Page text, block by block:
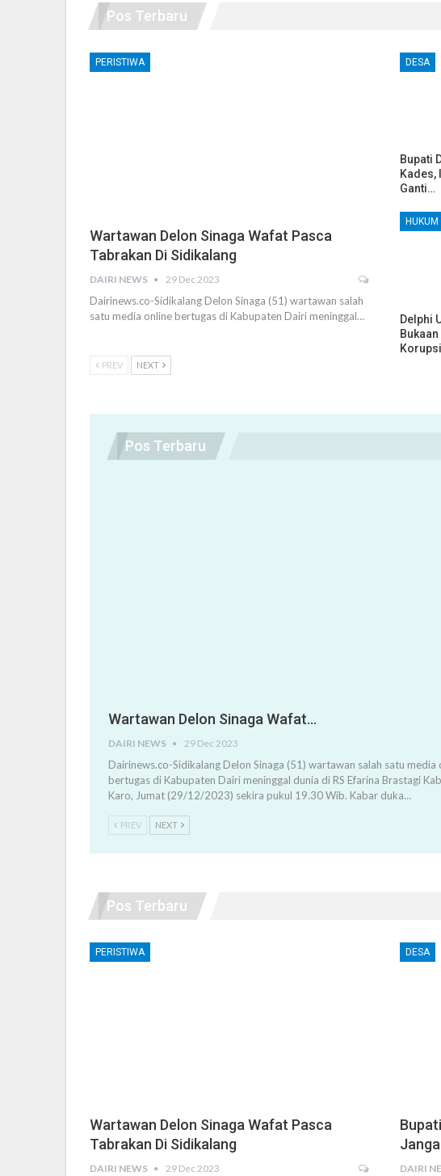
Pos Terbaru
PERISTIWA
Wartawan Delon Sinaga Wafat Pasca
Tabrakan Di Sidikalang
DAIRI NEWS 29 Dec 2023
Dairinews.co-Sidikalang Delon Sinaga (51) wartawan salah
satu media online bertugas di Kabupaten Dairi meninggal…
DESA
Bupati
Kades,
Ganti…
HUKUM
Delphi
PREV NEXT
Pos Terbaru
Wartawan Delon Sinaga Wafat…
DAIRI NEWS 29 Dec 2023
Dairinews.co-Sidikalang Delon Sinaga (51) wartawan salah satu media
bertugas di Kabupaten Dairi meninggal dunia di RS Efarina Brastagi
Karo, Jumat (29/12/2023) sekira pukul 19.30 Wib. Kabar duka…
PREV NEXT
Pos Terbaru
PERISTIWA
Wartawan Delon Sinaga Wafat Pasca
Tabrakan Di Sidikalang
DAIRI NEWS 29 Dec 2023
DESA
DAIRI